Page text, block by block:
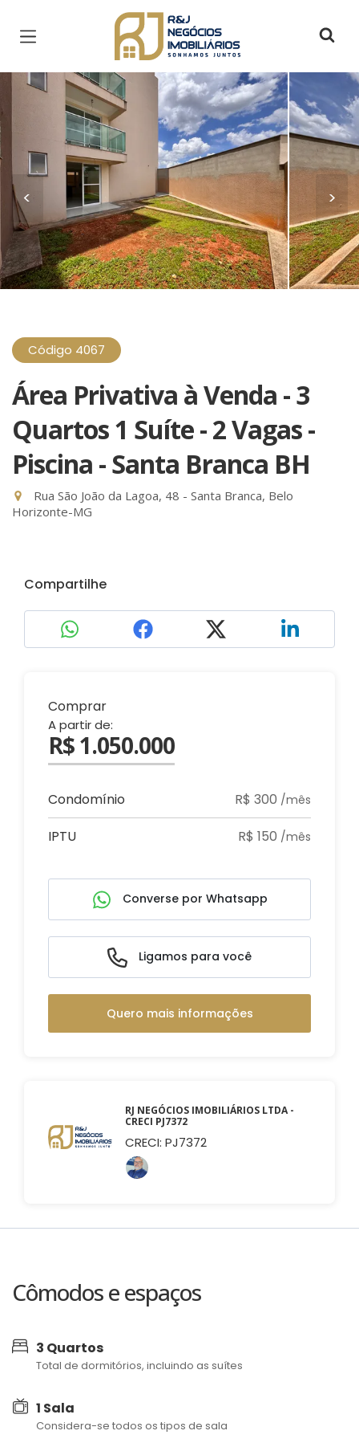
Página inicial
< >
Código 4067
Área Privativa à Venda - 3
Quartos 1 Suíte - 2 Vagas -
Piscina - Santa Branca BH
Rua São João da Lagoa, 48 - Santa Branca, Belo
Horizonte-MG
Compartilhe
Comprar
A partir de:
R$ 1.050.000
Condomínio R$ 300 /mês
IPTU R$ 150 /mês
Converse por Whatsapp
Ligamos para você
Quero mais informações
RJ NEGÓCIOS IMOBILIÁRIOS LTDA -
CRECI PJ7372
CRECI: PJ7372
Cômodos e espaços
3 Quartos
Total de dormitórios, incluindo as suítes
1 Sala
Considera-se todos os tipos de sala